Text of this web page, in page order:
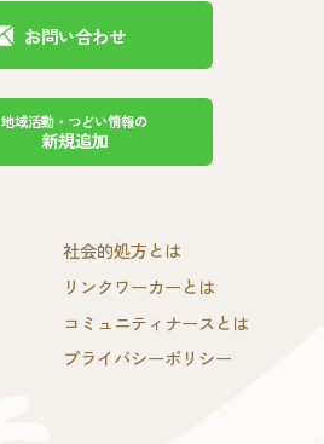
お問い合わせ
地域活動・つどい情報の
新規追加
社会的処方とは
リンクワーカーとは
コミュニティナースとは
プライバシーポリシー